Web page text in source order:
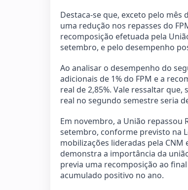
Destaca-se que, exceto pelo
uma redução nos repasses do
recomposição efetuada pela
setembro, e pelo desempenho
Ao analisar o desempenho do
adicionais de 1% do FPM e a
real de 2,85%. Vale ressaltar
real no segundo semestre seria
Em novembro, a União repassou
setembro, conforme previsto na
mobilizações lideradas pela
demonstra a importância da
previa uma recomposição ao
acumulado positivo no ano.